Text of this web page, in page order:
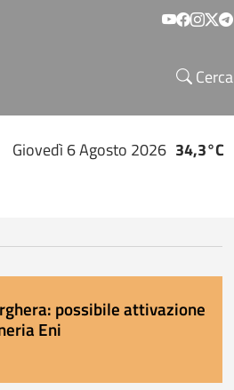
Social menu
Cerca
Giovedì 6 Agosto 2026 34,3°C
possibile attivazione
Eni